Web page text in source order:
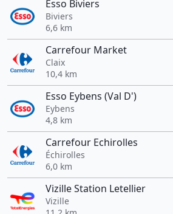
Esso Biviers
Biviers
6,6 km
Carrefour Market
Claix
10,4 km
Esso Eybens (Val D')
Eybens
4,8 km
Carrefour Echirolles
Échirolles
6,0 km
Vizille Station Letellier
Vizille